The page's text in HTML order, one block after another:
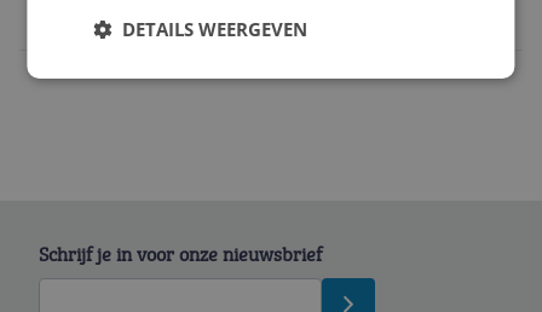
9004715214319
Schrijf je in voor onze nieuwsbrief
DETAILS WEERGEVEN